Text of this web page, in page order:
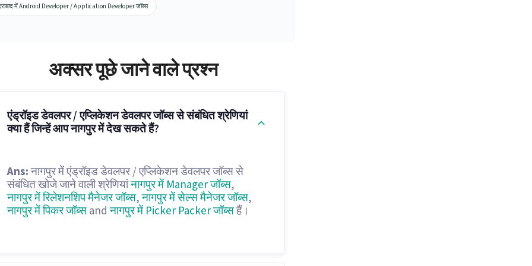
में Android Developer / Application Developer जॉब्स
अक्सर पूछे जाने वाले प्रश्न
एंड्रॉइड डेवलपर / एप्लिकेशन डेवलपर जॉब्स से संबंधित श्रेणियां
क्या हैं जिन्हें आप नागपुर में देख सकते हैं?
Ans:नागपुर में एंड्रॉइड डेवलपर / एप्लिकेशन डेवलपर जॉब्स से
संबंधित खोजे जाने वाली श्रेणियांनागपुर में Manager जॉब्स,
नागपुर में रिलेशनशिप मैनेजर जॉब्स,नागपुर में सेल्स मैनेजर जॉब्स,
नागपुर में पिकर जॉब्सandनागपुर में Picker Packer जॉब्सहैं।